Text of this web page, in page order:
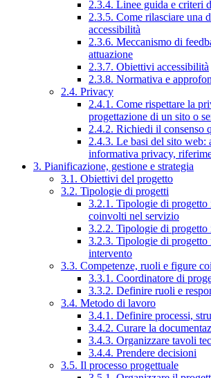
2.3.4. Linee guida e criteri
2.3.5. Come rilasciare una
accessibilità
2.3.6. Meccanismo di
attuazione
2.3.7. Obiettivi accessibilità
2.3.8. Normativa e
2.4. Privacy
2.4.1. Come rispettare la
progettazione di un sito o
2.4.2. Richiedi il consenso
2.4.3. Le basi del sito web:
informativa privacy,
3. Pianificazione, gestione e strategia
3.1. Obiettivi del progetto
3.2. Tipologie di progetti
3.2.1. Tipologie di progetto
coinvolti nel servizio
3.2.2. Tipologie di progetto
3.2.3. Tipologie di progetto
intervento
3.3. Competenze, ruoli e figure
3.3.1. Coordinatore di
3.3.2. Definire ruoli e
3.4. Metodo di lavoro
3.4.1. Definire processi,
3.4.2. Curare la
3.4.3. Organizzare tavoli
3.4.4. Prendere decisioni
3.5. Il processo progettuale